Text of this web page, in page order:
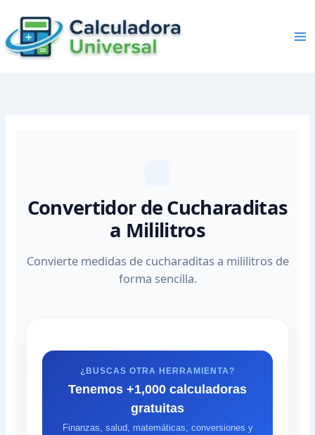
content
Convertidor de Cucharaditas
a Mililitros
Convierte medidas de cucharaditas a mililitros de
forma sencilla.
¿BUSCAS OTRA HERRAMIENTA?
Tenemos +1,000 calculadoras
gratuitas
Finanzas, salud, matemáticas, conversiones y